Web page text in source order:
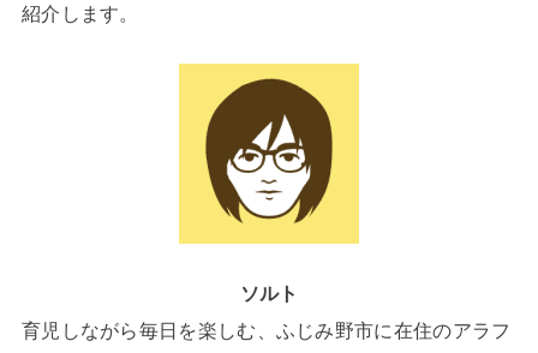
紹介します。
ソルト
育児しながら毎日を楽しむ、ふじみ野市に在住のアラフ